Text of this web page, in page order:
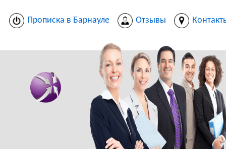
Прописка в Барнауле Отзывы